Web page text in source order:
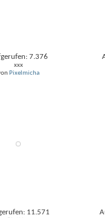
7.376
xxx
Pixelmicha
11.571